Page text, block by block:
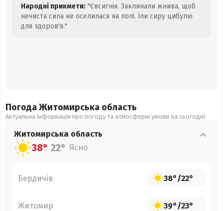
Народні прикмети: "Євсигнія. Заклинали жнива, щоб
нечиста сила не оселилася на полі. Їли сиру цибулю
для здоров'я."
Погода Житомирська область
Актуальна інформація про погоду та атмосферні умови на сьогодні
Житомирська область
38° 22° Ясно
Бердичів 38°/22°
Житомир 39°/23°